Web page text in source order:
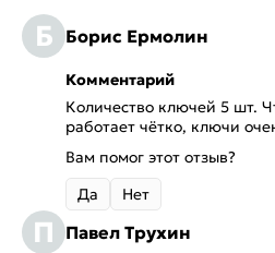
Б Борис Ермолин
Комментарий
Количество ключей 5 шт.
работает чётко, ключи
Вам помог этот отзыв?
Да
Нет
П Павел Трухин